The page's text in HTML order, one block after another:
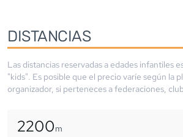
DISTANCIAS
Las distancias reservadas a edades infantiles
"kids". Es posible que el precio varíe según la
organizador, si perteneces a federaciones,
2200m